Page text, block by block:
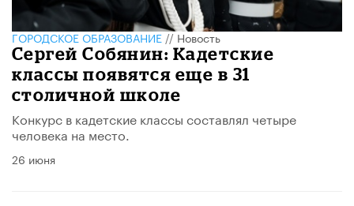
ГОРОДСКОЕ ОБРАЗОВАНИЕ//Новость
Сергей Собянин: Кадетские
классы появятся еще в 31
столичной школе
Конкурс в кадетские классы составлял четыре
человека на место.
26 июня